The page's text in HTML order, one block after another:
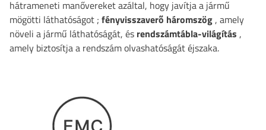
hátrameneti manővereket azáltal, hogy javítja a jármű
mögötti láthatóságot ; fényvisszaverő háromszög, amely
növeli a jármű láthatóságát, és rendszámtábla-világítás ,
amely biztosítja a rendszám olvashatóságát éjszaka.